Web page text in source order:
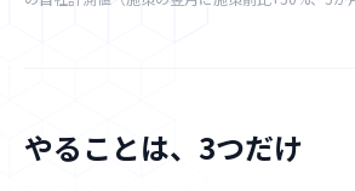
やることは、3つだけ